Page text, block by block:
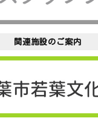
関連施設のご案内